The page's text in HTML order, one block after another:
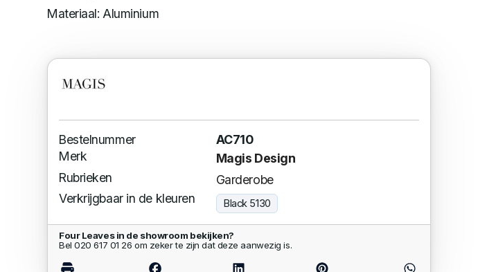
Materiaal: Aluminium
Bestelnummer
AC710
Merk
Magis Design
Rubrieken
Garderobe
Verkrijgbaar in de kleuren
Black 5130
Four Leaves in de showroom bekijken?
Bel 020 617 01 26 om zeker te zijn dat deze aanwezig is.